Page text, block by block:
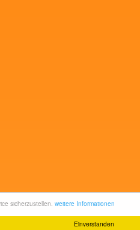
Einverstanden
sicherzustellen. weitere Informationen